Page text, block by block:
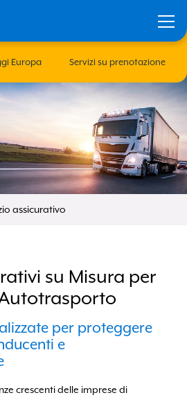
qui per recuperarli
Europa Servizi su prenotazione
assicurativo
su Misura per
per proteggere
e
crescenti delle imprese di